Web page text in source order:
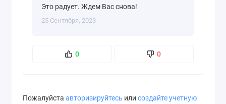
0 0
Это радует. Ждем Вас снова!
25 Сентября, 2023
Пожалуйста авторизируйтесь или создайте учетную